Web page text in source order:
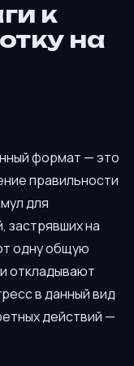
к
на
формат — это
правильности
для
на
одну общую
откладывают
в данный вид
действий —